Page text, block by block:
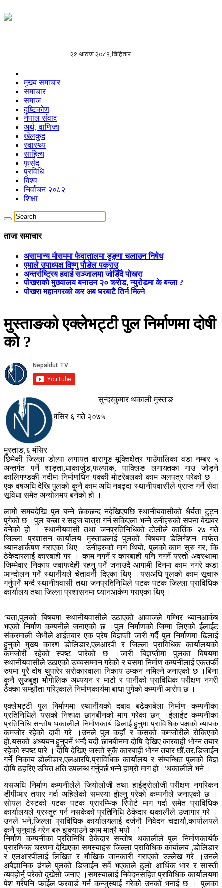
मुख्य समाचार
समाचार
समाज
दृष्टिकोण
नेपाल संवाद
अर्थ, वाणिज्य
खेलकुद
स्वास्थ्य
साहित्य
फुर्सद
प्रविधि
विश्व
निर्वाचन २०८२
शिक्षा
ताजा समाचार
असामान्य मौसममा फेवातालमा डुङ्गा चलाउन निषेध
एमाले उपाध्यक्ष विष्णु पौडेल पक्राउ
अन्तर्राष्ट्रिय हवाई सञ्जालमा जोडिँदै पोखरा
पोखराको मुख्यालय बनाउन २० करोड, न्युरोडमा के बन्ला ?
पोखरा महानगरको कर अब घरबाटै तिर्न मिल्ने
मुस्ताङको एक्लेभट्टी पुल निर्माणमा दोषी
को ?
सुन्दरकुमार थकाली मुस्ताङ
मंसिर ६ गते २०७५
मुस्ताङ,६ मंसिर
छिमेकी जिल्ला डोल्पा लगायत वारागुङ मूक्तिक्षेत्र गाउँपालिका वडा नम्बर ५
अन्तर्गत पर्ने शाङ्ता,धाकार्जुङ,फल्याक, पाक्लिङ लगायतका गाउ जोड्ने
कालिगण्डकी नदीमा निर्माणधिन पक्की मोटरेबलको काम अलपत्र परेको छ ।
एक वषअघि देखि पुलको कुनै काम अघि नबढ्दा स्थानीयवासीले प्राप्त गर्ने सेवा
सूविधा समेत अन्योलमय बनेको हो ।
लामो समयदेखि पुल बन्ने छेकछन्द नदेखिएपछि स्थानीयवासीको धैर्यता टुट्न
पुगेको छ ।पुल बन्ला र सहज यात्रा गर्न सकिएला भन्ने उनीहरुको सपना बेखबर
बनेको हो । स्थानीयवासी तथा जनप्रतिनिधिको टोलीले कार्तिक २७ गते
जिल्ला प्रशासन कार्यालय मुस्ताङलाई पुलको बिषयमा डेलिगेशन मार्फत
ध्यानआर्कषण गराएका थिए ।उनीहरुको माग थियो, पुलको काम सुरु गर, कि
ठेकेदारलाई कारबाही गर । काम नगर्ने र कारबाही पनि नगर्ने यस्तो अवस्थामा
जिम्मेवार निकाय जवाफदेही रहनु पर्ने जनाउदै आगामी दिनमा काम नगरे कडा
आन्दोलन गर्ने स्थानीयले चेतावनी दिएका थिए ।यसअघि पुलको काम सूचारु
गर्नुपर्ने भन्दै स्थानीयवासी तथा जनप्रतिनिधिले पटक पटक जिल्ला प्राविधिक
कार्यालय तथा जिल्ला प्रशासनमा ध्यानआर्कण गराएका थिए ।
’यता,पुलको बिषयमा स्थानीयवासीले उठाएको आवाजले गम्भिर ध्यानआर्कष
भएको निर्माण कम्पनीले जनाएको छ ।पुल निर्माणको जिम्मा लिएको ईलाईट
संकरमाली जेभीले आईतबार एक प्रेष बिज्ञप्ती जारी गर्दै पुल निर्माणमा ढिलाई
हुनुको मुख्य कारण डोलिडार,एलआरपी र जिल्ला प्राविधिक कार्यालयको
कमजोरी रहेको स्पष्ट पारेको छ ।जारी बिज्ञप्तीमा पुलका बिषयमा
स्थानीयवासीले उठाएको उच्चसम्मान गरेको र यसमा निर्माण कम्पनीलाई एकतर्फी
रुपमा पुरै दोष थुपारेर सरोकारवाला निकाय उम्कन नमिल्ने जनाएको छ ।बिना
कुनै सुजबुझ भौगोलिक अध्ययन र माटो र पानीको प्राविधिक परीक्षण नगरी
ठेक्का सम्झौता गरिएकाले निर्माणकार्यमा बाधा पुगेको कम्पनी आरोप छ ।
एक्लेभट्टी पुल निर्माणमा स्थानीयको दबाव बढेकाबेला निर्माण कम्पनीका
प्रतिनिधिले यसको निश्पक्ष छानबीनको माग गरेका छन् ।ईलाईट कम्पनीका
प्रतिनिधि सन्तोष थकालीले निर्माणकार्य ढिलाई हुनुमा प्राविधिक पक्षको ब्यापक
कमजोर रहेको दावी गरे ।उनले पुल कहाँ र कसको कमजोरीले रोकिएको
हो,यसको अध्ययन हुनुपर्ने भन्दै यदी छानबीनमा दोषि देखिए कारबाही भोग्न तयार
रहेको स्पष्ट पारे ।‘दोषि देखिए जस्तो सुकै कारबाही भोग्न तयार छौं,तर,डिजाईन
गर्ने निकाय डोलीडार,एलआरपि,प्राविधिक कार्यालय र संम्वन्धित पुलको बिज्ञ
दोषि ठहरिए उचित क्षति उपलब्ध गर्नुपर्छ भन्ने हाम्रो माग हो।’थकालीले भने ।
यसअघि निर्माण कम्पनीलेले जियोलोजी तथा हाईड्रोलोजी परीक्षण नगरिकन
डीपीआर तयार गर्दा अहिलेको समस्या झेल्नु परेको कम्पनीले जनाएको छ ।
सोयल टेस्टको पटक पटक प्रारम्भिक रिपोर्ट माग गर्दा समेत प्राविधिक
कार्यालयले प्रस्तुत गर्न नसकेको प्रतिनिधि ठेकेदार थकालीले उजागार गरे ।
उनले भने,जिल्ला प्राविधिक कार्यालयलाई दर्जनौ निवेदन चढायौ,कार्यालयले
कुनै सुनुवाई गरेन बरु झुक्याउने काम मात्रै भयो ।’
निर्माण कम्पनीका प्रतिनिधि ठेकेदार सन्तोष थकालीले पुल निर्माणकार्यकै
प्रारम्भिक चरणमा देखिएका समस्याहरु जिल्ला प्राविधिक कार्यालय ,डोलिडार
र एलआरपीलाई लिखित र मौखिक जानकारी गराएको उल्लेख गरे ।उनले
अबैज्ञानिक ढंगले पुलको डिजाईन सर्वे भएकाले ठुलो आर्थिक भार र सास्ती
व्यवहोर्नु परेको दुखेसो जनाए ।समस्यालाई निवेदनसहित प्राविधिक कार्यालयमा
पेश गरेपनि फाईल फरवार्ड गर्न कन्जुस्याई गरेको उनको भनाई छ । पुलका